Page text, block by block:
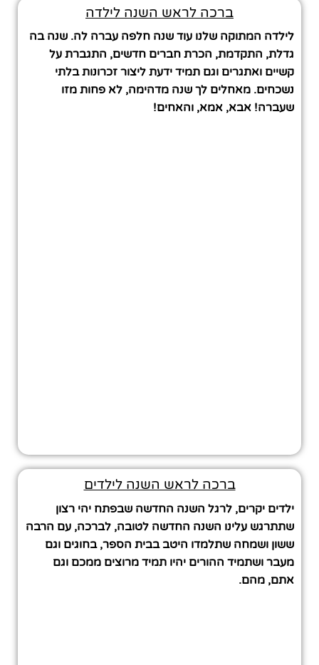
ברכה לראש השנה לילדה
לילדה המתוקה שלנו עוד שנה חלפה עברה לה. שנה בה
גדלת, התקדמת, הכרת חברים חדשים, התגברת על
קשיים ואתגרים וגם תמיד ידעת ליצור זכרונות בלתי
נשכחים. מאחלים לך שנה מדהימה, לא פחות מזו
שעברה! אבא, אמא, והאחים!
ברכה לראש השנה לילדים
ילדים יקרים, לרגל השנה החדשה שבפתח יהי רצון
שתתרגש עלינו השנה החדשה לטובה, לברכה, עם הרבה
ששון ושמחה שתלמדו היטב בבית הספר, בחוגים וגם
מעבר ושתמיד ההורים יהיו תמיד מרוצים ממכם וגם
אתם, מהם.